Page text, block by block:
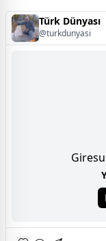
Türk Dünyası
@turkdunyasi